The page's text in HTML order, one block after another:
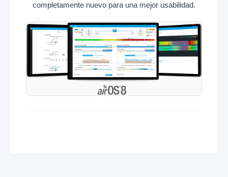
completamente nuevo para una mejor usabilidad.